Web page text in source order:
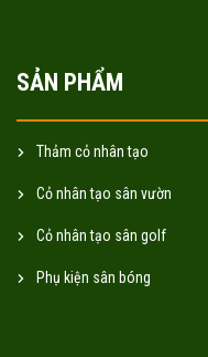
SẢN PHẨM
Thảm cỏ nhân tạo
Cỏ nhân tạo sân vườn
Cỏ nhân tạo sân golf
Phụ kiện sân bóng